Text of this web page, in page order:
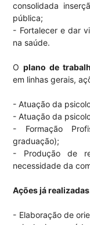
consolidada
pública;
- Fortalecer e dar
na saúde.
Oplano de
em linhas gerais,
- Atuação da
- Atuação da
- Formação
graduação);
- Produção de
necessidade da
Ações já
- Elaboração de